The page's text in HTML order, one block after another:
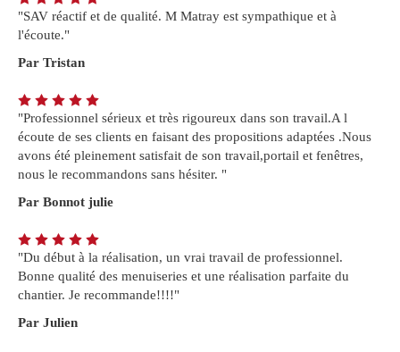
"SAV réactif et de qualité. M Matray est sympathique et à
l'écoute."
Par Tristan
"Professionnel sérieux et très rigoureux dans son travail.A l
écoute de ses clients en faisant des propositions adaptées .Nous
avons été pleinement satisfait de son travail,portail et fenêtres,
nous le recommandons sans hésiter. "
Par Bonnot julie
"Du début à la réalisation, un vrai travail de professionnel.
Bonne qualité des menuiseries et une réalisation parfaite du
chantier. Je recommande!!!!"
Par Julien